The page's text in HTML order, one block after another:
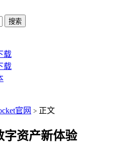
搜索
载
载
官网 > 正文
字资产新体验